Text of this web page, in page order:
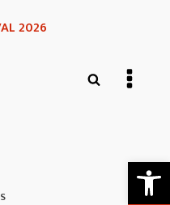
2026